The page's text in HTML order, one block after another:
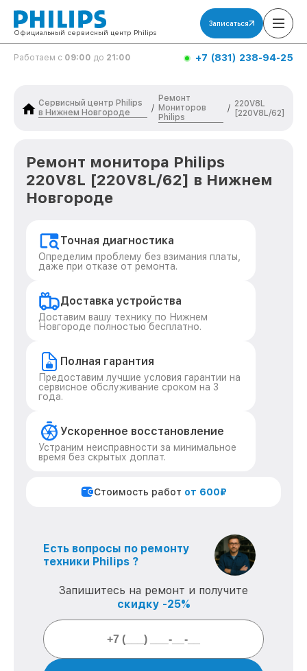
Официальный сервисный центр Philips
Записаться
Работаем с 09:00 до 21:00 +7 (831) 238-94-25
Сервисный центр Philips
в Нижнем Новгороде
/
Ремонт
Мониторов
Philips
/ 220V8L
[220V8L/62]
Ремонт монитора Philips
220V8L [220V8L/62] в Нижнем
Новгороде
Точная диагностика
Определим проблему без взимания платы,
даже при отказе от ремонта.
Доставка устройства
Доставим вашу технику по Нижнем
Новгороде полностью бесплатно.
Полная гарантия
Предоставим лучшие условия гарантии на
сервисное обслуживание сроком на 3
года.
Ускоренное восстановление
Устраним неисправности за минимальное
время без скрытых доплат.
Стоимость работ от 600₽
Есть вопросы по ремонту
техники Philips ?
Запишитесь на ремонт и получите
скидку -25%